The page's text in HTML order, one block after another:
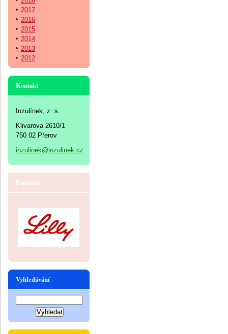
2017
2016
2015
2014
2013
2012
Kontakt
Inzulínek, z. s.
Klivarova 2610/1
750 02 Přerov
inzulinek@inzulinek.cz
Partneři
Vyhledávání